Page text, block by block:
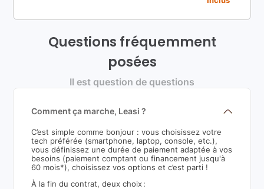
Questions fréquemment
posées
Il est question de questions
Comment ça marche, Leasi ?
C’est simple comme bonjour : vous choisissez votre
tech préférée (smartphone, laptop, console, etc.),
vous définissez une durée de paiement adaptée à vos
besoins (paiement comptant ou financement jusqu'à
60 mois*), choisissez vos options et c’est parti !
À la fin du contrat, deux choix :